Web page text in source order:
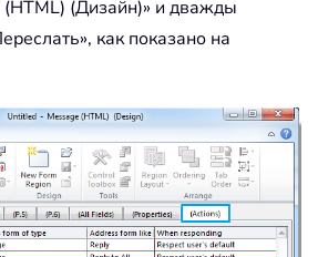
(Дизайн)» и дважды
как показано на